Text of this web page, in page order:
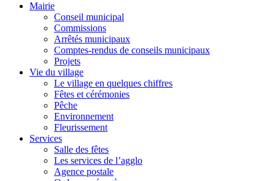
Mairie
Conseil municipal
Commissions
Arrêtés municipaux
Comptes-rendus de conseils municipaux
Projets
Vie du village
Le village en quelques chiffres
Fêtes et cérémonies
Pêche
Environnement
Fleurissement
Services
Salle des fêtes
Les services de l’agglo
Agence postale